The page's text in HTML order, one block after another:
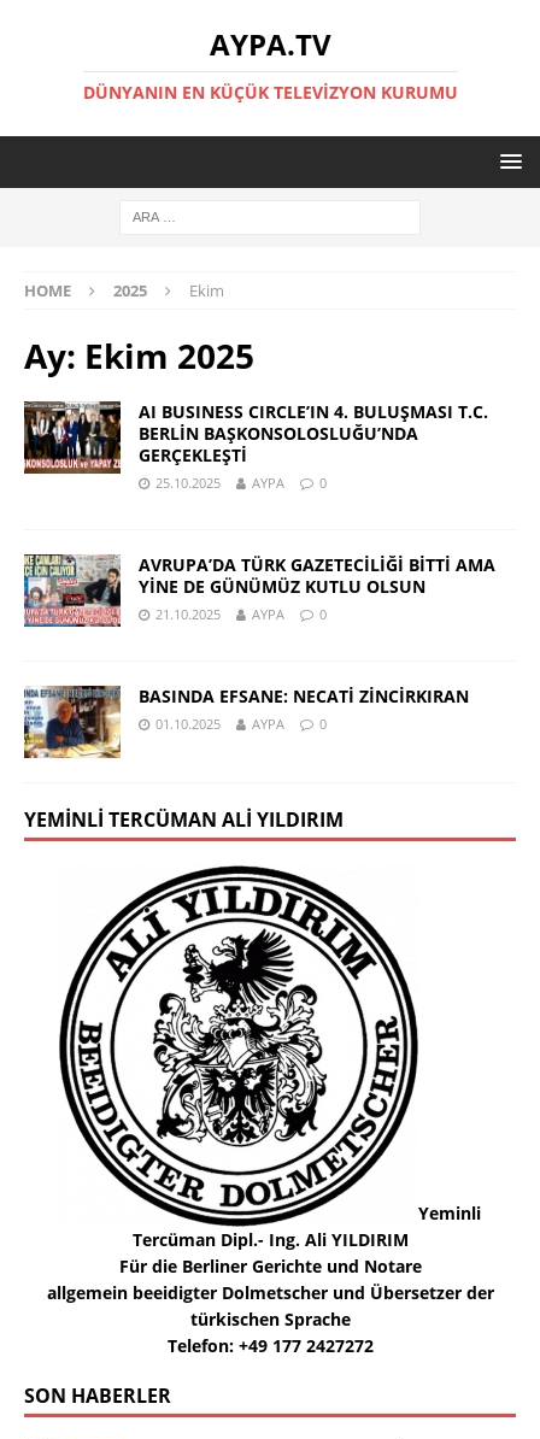
AYPA.TV
DÜNYANIN EN KÜÇÜK TELEVIZYON KURUMU
HOME 2025 Ekim
Ay: Ekim 2025
AI BUSINESS CIRCLE’IN 4. BULUŞMASI T.C.
BERLİN BAŞKONSOLOSLUĞU’NDA
GERÇEKLEŞTİ
25.10.2025 AYPA 0
AVRUPA’DA TÜRK GAZETECİLİĞİ BİTTİ AMA
YİNE DE GÜNÜMÜZ KUTLU OLSUN
21.10.2025 AYPA 0
BASINDA EFSANE: NECATİ ZİNCİRKIRAN
01.10.2025 AYPA 0
YEMINLI TERCÜMAN ALI YILDIRIM
Yeminli
Tercüman Dipl.- Ing. Ali YILDIRIM
Für die Berliner Gerichte und Notare
allgemein beeidigter Dolmetscher und Übersetzer der
türkischen Sprache
Telefon: +49 177 2427272
SON HABERLER